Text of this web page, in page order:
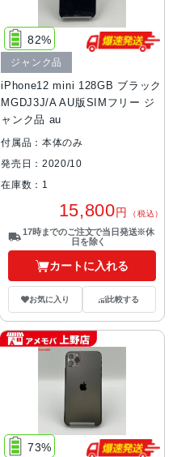
iPhone12 mini 128GB ブラック
MGDJ3J/A AU版SIMフリー ジ
ャンク品 au
82%
ジャンク品
付属品：本体のみ
発売日：2020/10
在庫数：1
15,800円 （税込）
17時までのご注文で当日発送※休
日を除く
カートに入れる
お気に入り 比較する
73%